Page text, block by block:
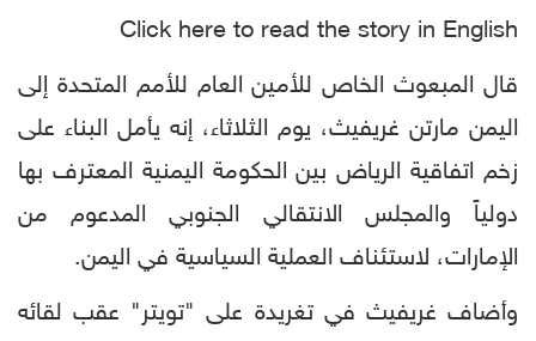
Click here to read the story in English
قال المبعوث الخاص للأمين العام للأمم المتحدة إلى
اليمن مارتن غريفيث، يوم الثلاثاء، إنه يأمل البناء على
زخم اتفاقية الرياض بين الحكومة اليمنية المعترف بها
دولياً والمجلس الانتقالي الجنوبي المدعوم من
الإمارات، لاستئناف العملية السياسية في اليمن.
وأضاف غريفيث في تغريدة على "تويتر" عقب لقائه